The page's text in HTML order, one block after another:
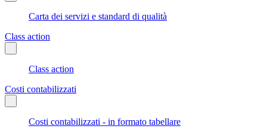
Carta dei servizi e standard di qualità
Class action
Class action
Costi contabilizzati
Costi contabilizzati - in formato tabellare